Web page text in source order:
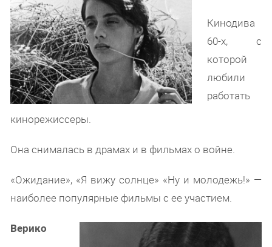
Кинодива
60-х, с
которой
любили
работать
кинорежиссеры.
Она снималась в драмах и в фильмах о войне.
«Ожидание», «Я вижу солнце» «Ну и молодежь!» —
наиболее популярные фильмы с ее участием.
Верико